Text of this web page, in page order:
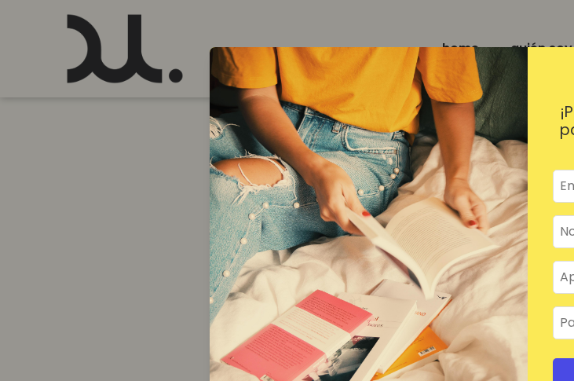
home quién soy
¡HOLA!
Mantenerme conectado